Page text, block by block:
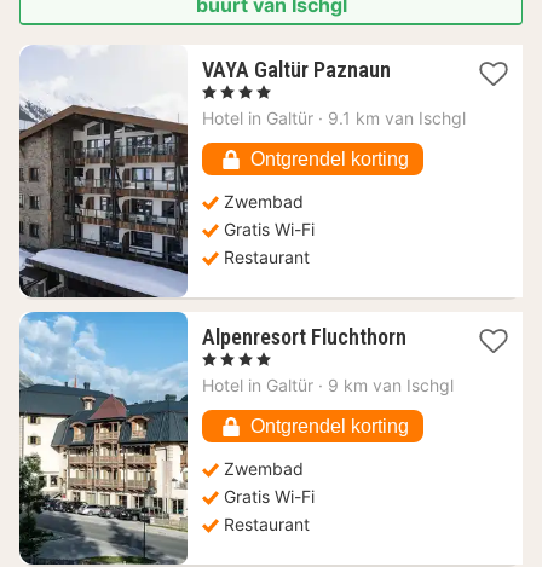
buurt van Ischgl
VAYA Galtür Paznaun1
vanaf
€
, 4 Sterren
Hotel in Galtür · 9.1 km van Ischgl
Ontgrendel korting
Zwembad
Gratis Wi-Fi
Restaurant
Alpenresort Fluchthorn1
vanaf
216,46
€
, 4 Sterren
Hotel in Galtür · 9 km van Ischgl
Ontgrendel korting
Zwembad
Gratis Wi-Fi
Restaurant